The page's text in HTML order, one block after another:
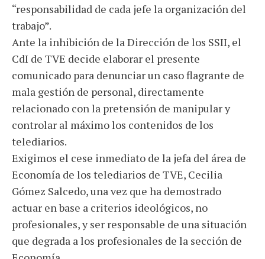
“responsabilidad de cada jefe la organización del
trabajo”.
Ante la inhibición de la Dirección de los SSII, el
CdI de TVE decide elaborar el presente
comunicado para denunciar un caso flagrante de
mala gestión de personal, directamente
relacionado con la pretensión de manipular y
controlar al máximo los contenidos de los
telediarios.
Exigimos el cese inmediato de la jefa del área de
Economía de los telediarios de TVE, Cecilia
Gómez Salcedo, una vez que ha demostrado
actuar en base a criterios ideológicos, no
profesionales, y ser responsable de una situación
que degrada a los profesionales de la sección de